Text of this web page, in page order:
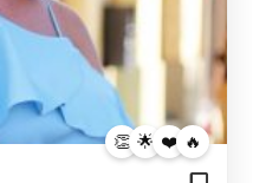
👏 🌟 ❤️ 🔥